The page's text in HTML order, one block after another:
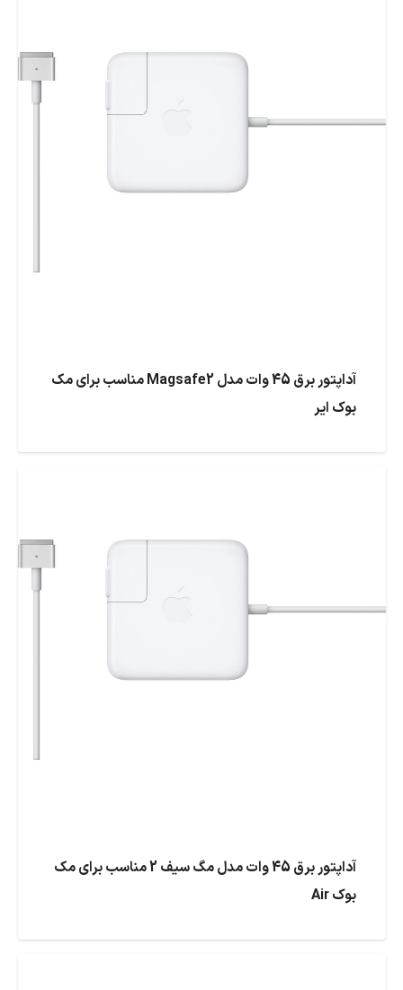
آداپتور برق 45 وات مدل Magsafe2 مناسب برای مک
بوک ایر
آداپتور برق 45 وات مدل مگ سیف 2 مناسب برای مک
بوک Air